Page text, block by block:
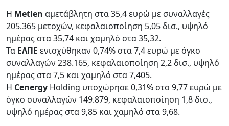
Η Μetlen αμετάβλητη στα 35,4 ευρώ με συναλλαγές
205.365 μετοχών, κεφαλαιοποίηση 5,05 δισ., υψηλό
ημέρας στα 35,74 και χαμηλό στα 35,32.
Τα ΕΛΠΕ ενισχύθηκαν 0,74% στα 7,4 ευρώ με όγκο
συναλλαγών 238.165, κεφαλαιοποίηση 2,2 δισ., υψηλό
ημέρας στα 7,5 και χαμηλό στα 7,405.
Η Cenergy Holding υποχώρησε 0,31% στο 9,77 ευρώ με
όγκο συναλλαγών 149.879, κεφαλαιοποίηση 1,8 δισ.,
υψηλό ημέρας στα 9,85 και χαμηλό στα 9,68.